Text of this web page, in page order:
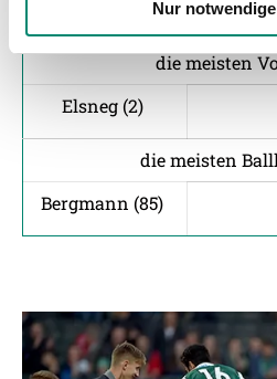
haben oder die sie im Rahmen
gesammelt haben.
Weitere Details, insbesondere
Empfänger entnehmen Sie
Datenschutzerklärung.
Nur
die meisten
Elsneg (2)
die meisten
Bergmann (85)